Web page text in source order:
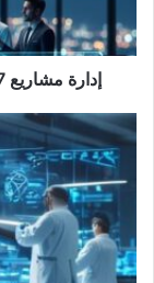
إدارة مشاريع 2027: استراتيجيات متقدمة وأدوات ذكية
دليل
الهندسة
العكسية
المشاريع
الهندسية